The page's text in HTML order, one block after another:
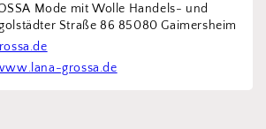
Mode mit Wolle Handels- und
Straße 86 85080 Gaimersheim
grossa.de